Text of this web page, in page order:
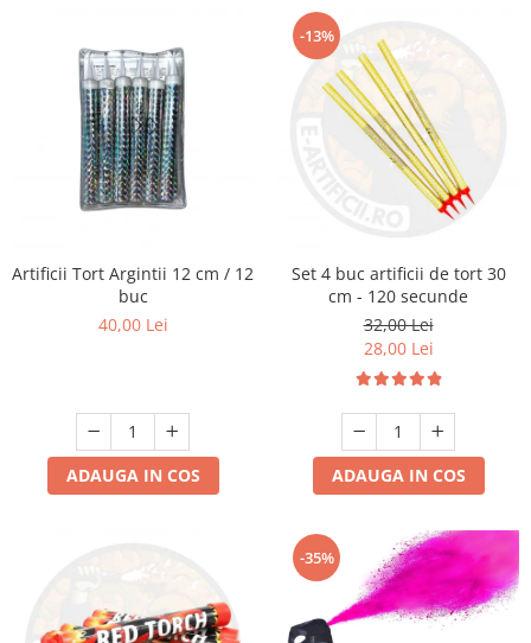
Artificii Tort Argintii 12 cm / 12
buc
40,00 Lei
ADAUGA IN COS
-13%
Set 4 buc artificii de tort 30
cm - 120 secunde
32,00 Lei
28,00 Lei
ADAUGA IN COS
-35%